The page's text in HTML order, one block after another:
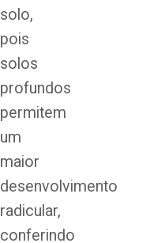
solo,
pois
solos
profundos
permitem
um
maior
desenvolvimento
radicular,
conferindo